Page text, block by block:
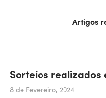
Artigos
Sorteios
8 de Fevereiro, 2024